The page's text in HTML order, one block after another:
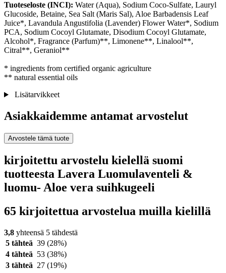
Tuoteseloste (INCI): Water (Aqua), Sodium Coco-Sulfate, Lauryl
Glucoside, Betaine, Sea Salt (Maris Sal), Aloe Barbadensis Leaf
Juice*, Lavandula Angustifolia (Lavender) Flower Water*, Sodium
PCA, Sodium Cocoyl Glutamate, Disodium Cocoyl Glutamate,
Alcohol*, Fragrance (Parfum)**, Limonene**, Linalool**,
Citral**, Geraniol**
* ingredients from certified organic agriculture
** natural essential oils
Lisätarvikkeet
Asiakkaidemme antamat arvostelut
Arvostele tämä tuote
kirjoitettu arvostelu kielellä suomi
tuotteesta Lavera Luomulaventeli &
luomu- Aloe vera suihkugeeli
65 kirjoitettua arvostelua muilla kielillä
3,8 yhteensä 5 tähdestä
5 tähteä 39 (28%)
4 tähteä 53 (38%)
3 tähteä 27 (19%)